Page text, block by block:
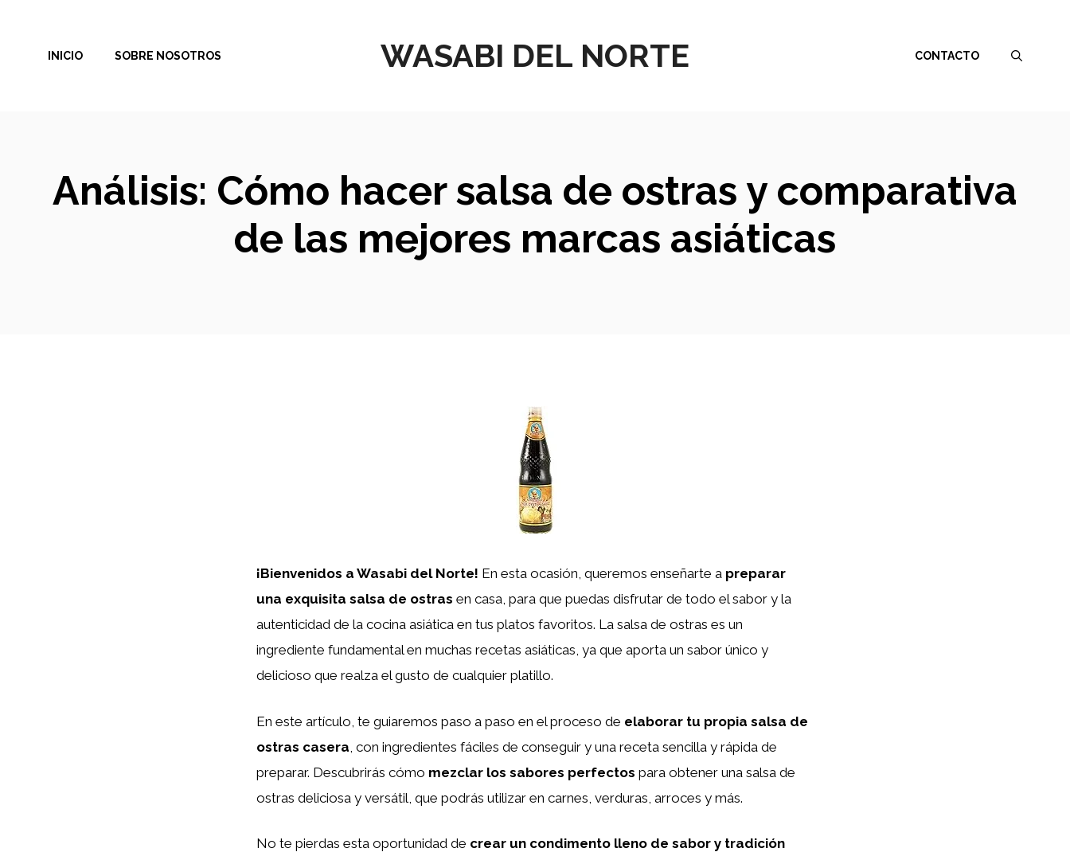
contenido
WASABI DEL NORTE
INICIO SOBRE NOSOTROS CONTACTO
Análisis: Cómo hacer salsa de ostras y comparativa
de las mejores marcas asiáticas
¡Bienvenidos a Wasabi del Norte! En esta ocasión, queremos enseñarte a preparar
una exquisita salsa de ostras en casa, para que puedas disfrutar de todo el sabor y la
autenticidad de la cocina asiática en tus platos favoritos. La salsa de ostras es un
ingrediente fundamental en muchas recetas asiáticas, ya que aporta un sabor único y
delicioso que realza el gusto de cualquier platillo.
En este artículo, te guiaremos paso a paso en el proceso de elaborar tu propia salsa de
ostras casera , con ingredientes fáciles de conseguir y una receta sencilla y rápida de
preparar. Descubrirás cómo mezclar los sabores perfectos para obtener una salsa de
ostras deliciosa y versátil, que podrás utilizar en carnes, verduras, arroces y más.
No te pierdas esta oportunidad de crear un condimento lleno de sabor y tradición